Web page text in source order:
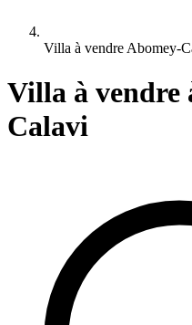
Villa à vendre Abomey-
Villa à vendre
Calavi